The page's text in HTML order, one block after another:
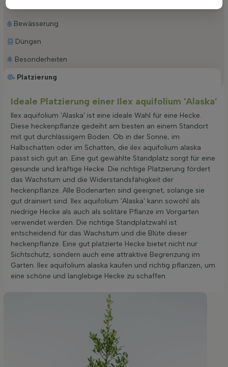
Platzierung
Bewässerung
Düngen
Besonderheiten
Ideale Platzierung einer Ilex aquifolium 'Alaska'
Ilex aquifolium 'Alaska' ist eine ideale Wahl für eine Hecke.
Diese heckenpflanze gedeiht am besten an einem Standort
mit gut durchlässigem Boden. Ob in der Sonne, im
Halbschatten oder im Schatten, die ilex aquifolium alaska
passt sich gut an. Eine gut gewählte Standplatz sorgt für eine
gesunde und kräftige Hecke. Die richtige Platzierung fördert
das Wachstum und die Widerstandsfähigkeit der
heckenpflanze. Alle Bodenarten sind geeignet, solange sie
gut drainiert sind. Ilex aquifolium 'Alaska' kann sowohl als
niedrige Hecke als auch als solitäre Pflanze im Vorgarten
verwendet werden. Die richtige Standplatzwahl ist
entscheidend für das Wachstum und die Blüte dieser
heckenpflanze. Eine gut platzierte Hecke bietet nicht nur
Sichtschutz, sondern auch eine attraktive Begrenzung im
Garten. Ilex aquifolium alaska kaufen und richtig pflanzen, um
eine schöne und langlebige Hecke zu schaffen.